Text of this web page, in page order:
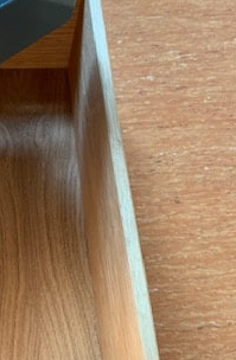
пространство
быстро
комфортное
к ежедневной
и сохраняет
для кухни,